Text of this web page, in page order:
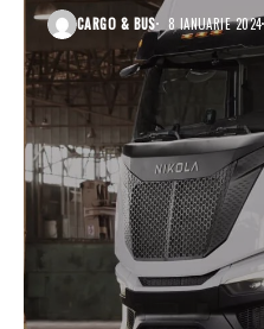
CARGO & BUS 8 IANUARIE 2024